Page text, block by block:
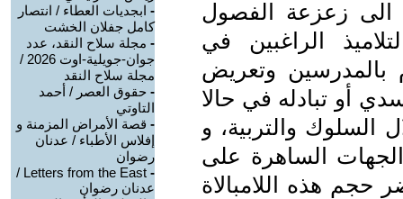
الى زعزعة الفصول
الراغبين في
بالمدرسين وتعريض
أو تبادله في حالا
السلوك والتربية، و
الساهرة على
هذه اللامبالاة
- ابجديات العطاء / انتصار
كامل جفلان الخشت
- مجلة سلاح النقد، عدد
جوان-جويلية-اوت 2026 /
مجلة سلاح النقد
- حقوق العصر / أحمد
التاوتي
- قصة الأمراض المزمنة و
إفلاس الأطباء / عدنان
رضوان
-
Letters from the East /
عدنان رضوان